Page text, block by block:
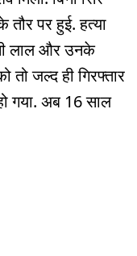
पर हुई. हत्या
लाल और उनके
जल्द ही गिरफ्तार
गया. अब 16 साल